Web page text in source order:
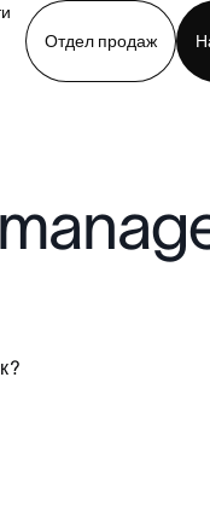
Отдел продаж